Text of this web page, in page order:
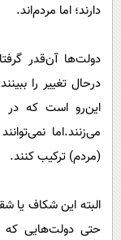
دارند؛ اما مردم‌اند.
دولت‌ها آن‌قدر
درحال تغییر را
این‌رو است که در
می‌زنند.اما
(مردم) ترکیب کنند.
البته این شکاف یا
حتی دولت‌هایی که